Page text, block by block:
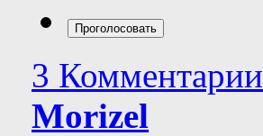
3 Комментарии
Morizel